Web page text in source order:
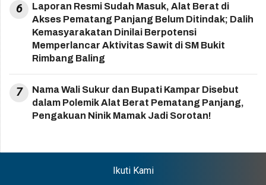
6
Laporan Resmi Sudah Masuk, Alat Berat di
Akses Pematang Panjang Belum Ditindak; Dalih
Kemasyarakatan Dinilai Berpotensi
Memperlancar Aktivitas Sawit di SM Bukit
Rimbang Baling
7
Nama Wali Sukur dan Bupati Kampar Disebut
dalam Polemik Alat Berat Pematang Panjang,
Pengakuan Ninik Mamak Jadi Sorotan!
Ikuti Kami